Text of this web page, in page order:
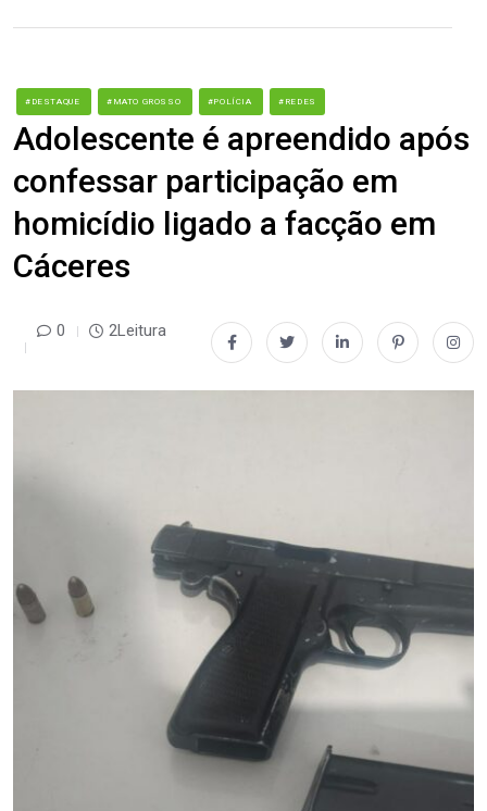
#DESTAQUE #MATO GROSSO #POLÍCIA #REDES
Adolescente é apreendido após
confessar participação em
homicídio ligado a facção em
Cáceres
0 2Leitura